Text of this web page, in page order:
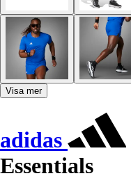
Visa mer
adidas
Essentials